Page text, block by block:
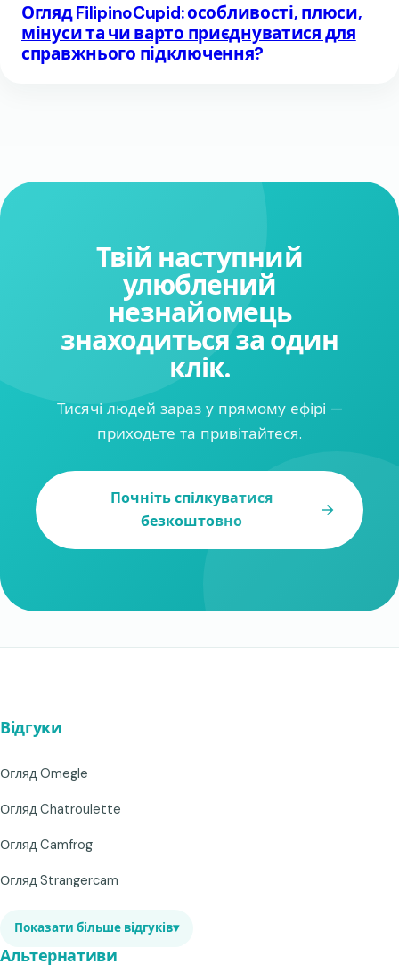
Огляд FilipinoCupid: особливості, плюси,
мінуси та чи варто приєднуватися для
справжнього підключення?
Твій наступний
улюблений
незнайомець
знаходиться за один
клік.
Тисячі людей зараз у прямому ефірі —
приходьте та привітайтеся.
Почніть спілкуватися
безкоштовно
Відгуки
Огляд Omegle
Огляд Chatroulette
Огляд Camfrog
Огляд Strangercam
Показати більше відгуків▾
Альтернативи